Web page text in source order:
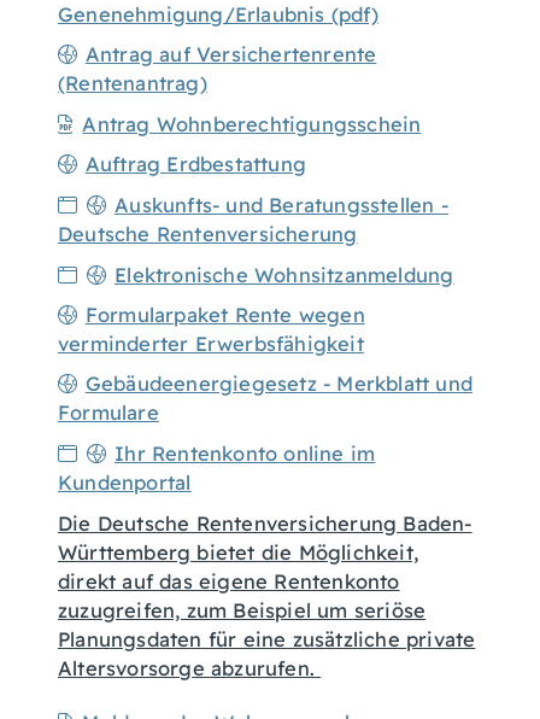
Genenehmigung/Erlaubnis (pdf)
Antrag auf Versichertenrente
(Rentenantrag)
Antrag Wohnberechtigungsschein
Auftrag Erdbestattung
Auskunfts- und Beratungsstellen -
Deutsche Rentenversicherung
Elektronische Wohnsitzanmeldung
Formularpaket Rente wegen
verminderter Erwerbsfähigkeit
Gebäudeenergiegesetz - Merkblatt und
Formulare
Ihr Rentenkonto online im
Kundenportal
Die Deutsche Rentenversicherung Baden-
Württemberg bietet die Möglichkeit,
direkt auf das eigene Rentenkonto
zuzugreifen, zum Beispiel um seriöse
Planungsdaten für eine zusätzliche private
Altersvorsorge abzurufen.